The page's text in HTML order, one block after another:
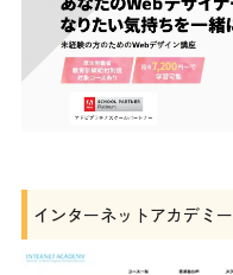
インターネットアカデミー